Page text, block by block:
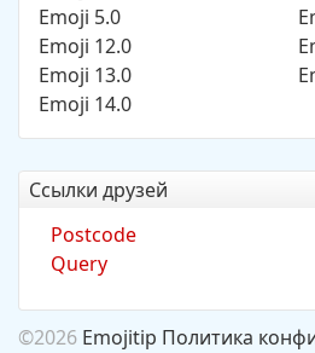
Emoji 5.0
Emoji 12.0
Emoji 13.0
Emoji 14.0
Ссылки друзей
Postcode
Query
©2026 Emojitip Политика